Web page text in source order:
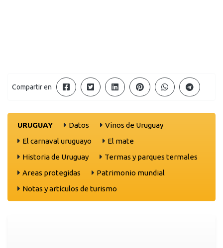
Compartir en
URUGUAY Datos
Vinos de Uruguay
El carnaval uruguayo
El mate
Historia de Uruguay
Termas y parques termales
Areas protegidas
Patrimonio mundial
Notas y artículos de turismo